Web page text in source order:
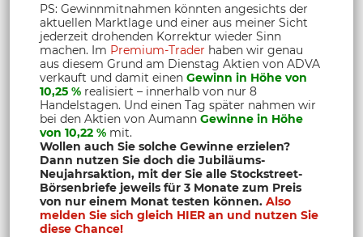
PS: Gewinnmitnahmen könnten angesichts der
aktuellen Marktlage und einer aus meiner Sicht
jederzeit drohenden Korrektur wieder Sinn
machen. Im Premium-Trader haben wir genau
aus diesem Grund am Dienstag Aktien von ADVA
verkauft und damit einen Gewinn in Höhe von
10,25 % realisiert – innerhalb von nur 8
Handelstagen. Und einen Tag später nahmen wir
bei den Aktien von Aumann Gewinne in Höhe
von 10,22 % mit.
Wollen auch Sie solche Gewinne erzielen?
Dann nutzen Sie doch die Jubiläums-
Neujahrsaktion, mit der Sie alle Stockstreet-
Börsenbriefe jeweils für 3 Monate zum Preis
von nur einem Monat testen können. Also
melden Sie sich gleich HIER an und nutzen Sie
diese Chance!